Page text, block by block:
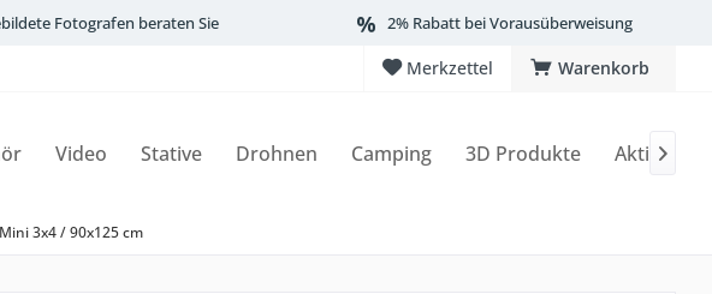
Fotografen beraten Sie 2% Rabatt bei Vorausüberweisung
Warenkorb
Merkzettel
Video Stative Drohnen Camping 3D Produkte Aktionen

3x4 / 90x125 cm